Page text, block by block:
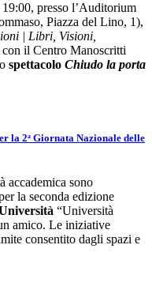
19:00, presso l’Auditorium
Piazza del Lino, 1),
| Libri, Visioni,
il Centro Manoscritti
spettacolo Chiudo la porta
la 2ᵃ Giornata Nazionale delle
accademica sono
la seconda edizione
“Università
amico. Le iniziative
consentito dagli spazi e